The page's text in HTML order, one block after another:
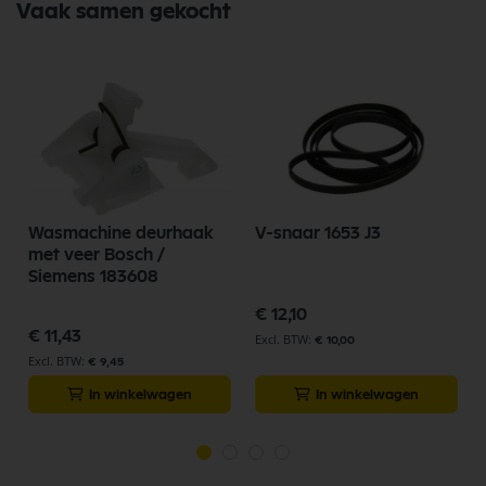
Vaak samen gekocht
Wasmachine deurhaak
met veer Bosch /
Siemens 183608
€ 11,43
€ 9,45
In winkelwagen
V-snaar 1653 J3
€ 12,10
€ 10,00
In winkelwagen